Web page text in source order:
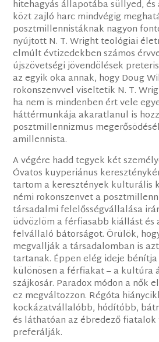
hitehagyás állapotába süllyed, és
közt zajló harc mindvégig
posztmillennistáknak nagyon
nyújtott N. T. Wright teológiai
elmúlt évtizedekben számos
újszövetségi jövendölések
az egyik oka annak, hogy Doug
rokonszenvvel viseltetik N. T.
ha nem is mindenben ért vele
háttérmunkája akaratlanul is
posztmillennizmus
amillennista.
A végére hadd tegyek két
Óvatos kuyperiánus
tartom a keresztények kulturális
némi rokonszenvet a
társadalmi felelősségvállalása
üdvözlöm a férfiasabb kiállást és
felvállaló bátorságot. Örülök,
megvallják a társadalomban is
tartanak. Éppen elég ideje
különösen a férfiakat – a
szájkosár. Paradox módon a nők
ez megváltozzon. Régóta
kockázatvállalóbb, hódítóbb,
és láthatóan az ébredező
preferálják.